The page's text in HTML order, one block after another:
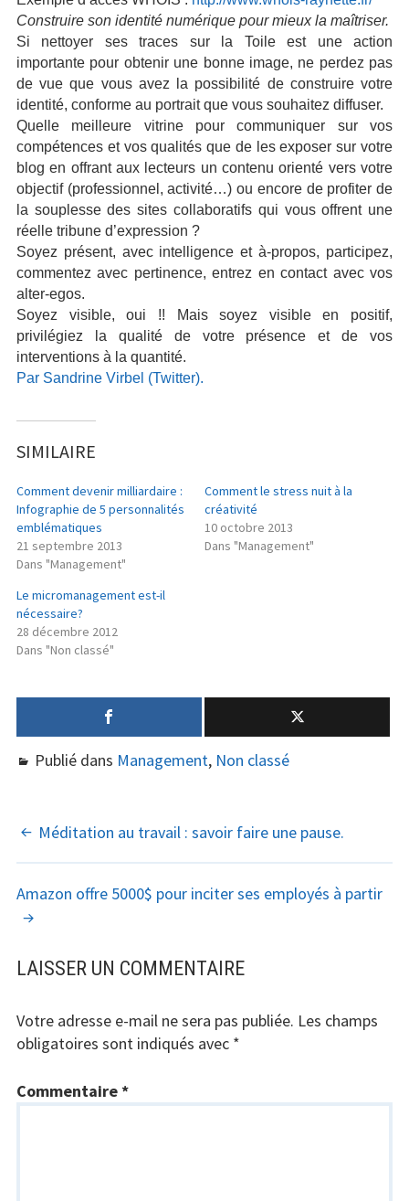
Construire son identité numérique pour mieux la maîtriser.
Si nettoyer ses traces sur la Toile est une action
importante pour obtenir une bonne image, ne perdez pas
de vue que vous avez la possibilité de construire votre
identité, conforme au portrait que vous souhaitez diffuser.
Quelle meilleure vitrine pour communiquer sur vos
compétences et vos qualités que de les exposer sur votre
blog en offrant aux lecteurs un contenu orienté vers votre
objectif (professionnel, activité…) ou encore de profiter de
la souplesse des sites collaboratifs qui vous offrent une
réelle tribune d’expression ?
Soyez présent, avec intelligence et à-propos, participez,
commentez avec pertinence, entrez en contact avec vos
alter-egos.
Soyez visible, oui !! Mais soyez visible en positif,
privilégiez la qualité de votre présence et de vos
interventions à la quantité.
Par Sandrine Virbel (Twitter).
SIMILAIRE
Comment devenir milliardaire :
Infographie de 5 personnalités
emblématiques
21 septembre 2013
Dans "Management"
Comment le stress nuit à la
créativité
10 octobre 2013
Dans "Management"
Le micromanagement est-il
nécessaire?
28 décembre 2012
Dans "Non classé"
Publié dans Management, Non classé
NAVIGATION
DES
ARTICLES
Méditation au travail : savoir faire une pause.
Amazon offre 5000$ pour inciter ses employés à partir
LAISSER UN COMMENTAIRE
Votre adresse e-mail ne sera pas publiée. Les champs
obligatoires sont indiqués avec *
Commentaire*